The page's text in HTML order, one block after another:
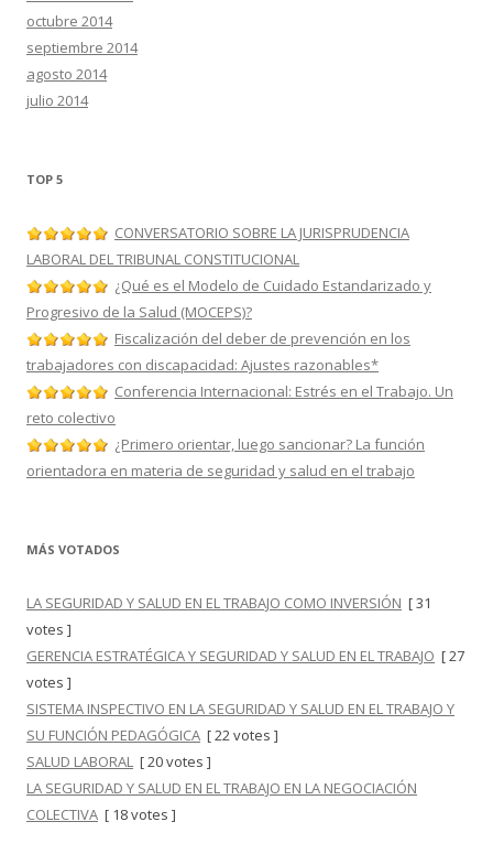
octubre 2014
septiembre 2014
agosto 2014
julio 2014
TOP 5
CONVERSATORIO SOBRE LA JURISPRUDENCIA
LABORAL DEL TRIBUNAL CONSTITUCIONAL
¿Qué es el Modelo de Cuidado Estandarizado y
Progresivo de la Salud (MOCEPS)?
Fiscalización del deber de prevención en los
trabajadores con discapacidad: Ajustes razonables*
Conferencia Internacional: Estrés en el Trabajo. Un
reto colectivo
¿Primero orientar, luego sancionar? La función
orientadora en materia de seguridad y salud en el trabajo
MÁS VOTADOS
LA SEGURIDAD Y SALUD EN EL TRABAJO COMO INVERSIÓN [ 31
votes ]
GERENCIA ESTRATÉGICA Y SEGURIDAD Y SALUD EN EL TRABAJO [ 27
votes ]
SISTEMA INSPECTIVO EN LA SEGURIDAD Y SALUD EN EL TRABAJO Y
SU FUNCIÓN PEDAGÓGICA [ 22 votes ]
SALUD LABORAL [ 20 votes ]
LA SEGURIDAD Y SALUD EN EL TRABAJO EN LA NEGOCIACIÓN
COLECTIVA [ 18 votes ]